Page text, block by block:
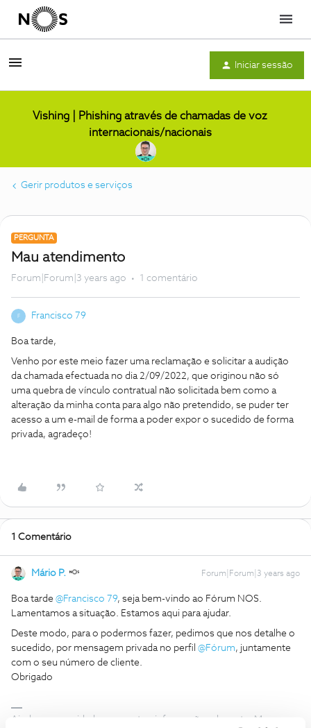
Menu
Iniciar sessão
Vishing | Phishing através de chamadas de voz
internacionais/nacionais
Gerir produtos e serviços
PERGUNTA
Mau atendimento
Forum|Forum|3 years ago 1 comentário
F Francisco 79
Boa tarde,
Venho por este meio fazer uma reclamação e solicitar a audição
da chamada efectuada no dia 2/09/2022, que originou não só
uma quebra de vínculo contratual não solicitada bem como a
alteração da minha conta para algo não pretendido, se puder ter
acesso a um e-mail de forma a poder expor o sucedido de forma
privada, agradeço!
1 Comentário
Mário P. Forum|Forum|3 years ago
Boa tarde @Francisco 79, seja bem-vindo ao Fórum NOS.
Lamentamos a situação. Estamos aqui para ajudar.
Deste modo, para o podermos fazer, pedimos que nos detalhe o
sucedido, por mensagem privada no perfil @Fórum, juntamente
com o seu número de cliente.
Obrigado
Ajude a comunidade a encontrar informação relevante. Marque